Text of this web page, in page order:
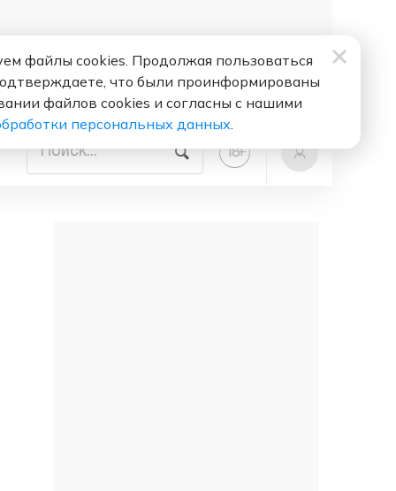
18+
файлы cookies. Продолжая пользоваться
что были проинформированы
файлов cookies и согласны с нашими
персональных данных.